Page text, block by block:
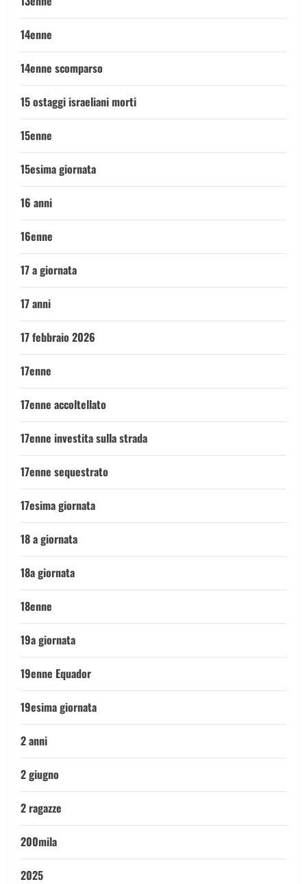
14enne
14enne scomparso
15 ostaggi israeliani morti
15enne
15esima giornata
16 anni
16enne
17 a giornata
17 anni
17 febbraio 2026
17enne
17enne accoltellato
17enne investita sulla strada
17enne sequestrato
17esima giornata
18 a giornata
18a giornata
18enne
19a giornata
19enne Equador
19esima giornata
2 anni
2 giugno
2 ragazze
200mila
2025